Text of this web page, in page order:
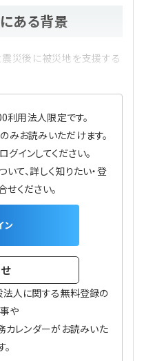
一問一答
益信託」活用戦略
イドライン
ある背景
災後に被災地を支援する
利用法人限定です。
みお読みいただけます。
インしてください。
て、詳しく知りたい・登
ください。
ン
法人に関する無料登録の
や
レンダーがお読みいた